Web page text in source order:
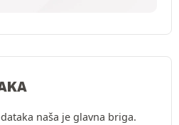
naša je glavna briga.